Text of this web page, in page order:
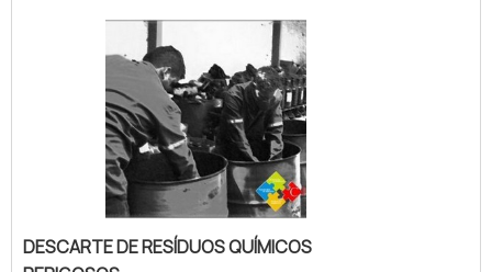
hospitalares ou qualquer outro produto que
não podem ter contato direto com o
chão.Setor de estocagem pois possuem
entradas para utilização de paleteiras ou
empilhadeiraOpções e medidas de pallet: -
l600 x p800.
DESCARTE DE RESÍDUOS QUÍMICOS